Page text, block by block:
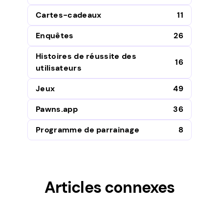
Cartes-cadeaux
11
Enquêtes
26
Histoires de réussite des
utilisateurs
16
Jeux
49
Pawns.app
36
Programme de parrainage
8
Articles connexes